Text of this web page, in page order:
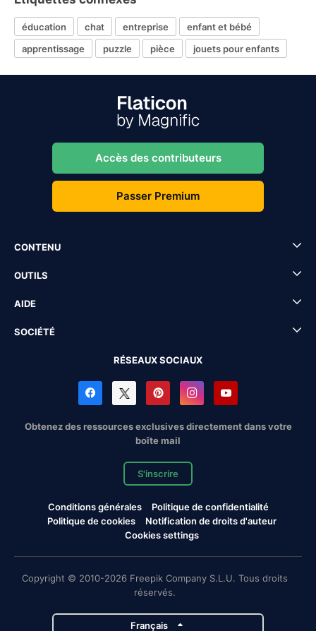
éducation chat entreprise
enfant et bébé
apprentissage
puzzle pièce jouets pour enfants
Accès des contributeurs
Passer Premium
CONTENU
OUTILS
AIDE
SOCIÉTÉ
RÉSEAUX SOCIAUX
Obtenez des ressources exclusives directement dans votre
boîte mail
S'inscrire
Conditions générales
Politique de confidentialité
Politique de cookies
Notification de droits d'auteur
Cookies settings
Copyright © 2010-2026 Freepik Company S.L.U. Tous droits
réservés.
Français